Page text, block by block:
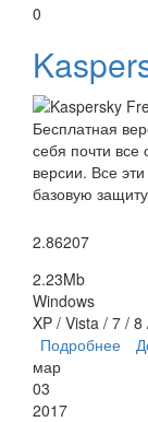
0
Бесплатная
себя почти
версии. Все
базовую
2.86207
2.23Mb
Windows
XP / Vista / 7 /
Подробнее о
мар
03
2017